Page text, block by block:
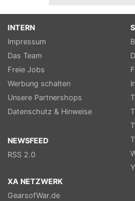
INTERN
Impressum
Das Team
Freie Jobs
Werbung schalten
Unsere Partnershops
Datenschutz & Hinweise
NEWSFEED
RSS 2.0
XA NETZWERK
GearsofWar.de